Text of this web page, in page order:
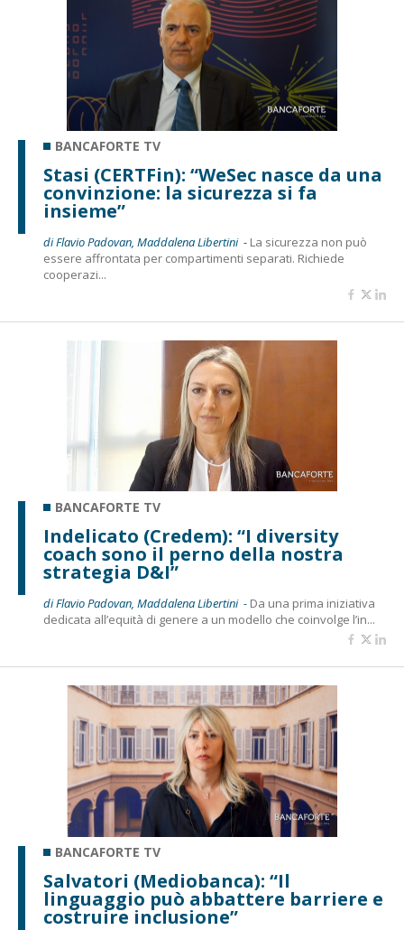
BANCAFORTE TV
Stasi (CERTFin): “WeSec nasce da una
convinzione: la sicurezza si fa
insieme”
di Flavio Padovan, Maddalena Libertini - La sicurezza non può
essere affrontata per compartimenti separati. Richiede
cooperazi...
BANCAFORTE TV
Indelicato (Credem): “I diversity
coach sono il perno della nostra
strategia D&I”
di Flavio Padovan, Maddalena Libertini - Da una prima iniziativa
dedicata all’equità di genere a un modello che coinvolge l’in...
BANCAFORTE TV
Salvatori (Mediobanca): “Il
linguaggio può abbattere barriere e
costruire inclusione”